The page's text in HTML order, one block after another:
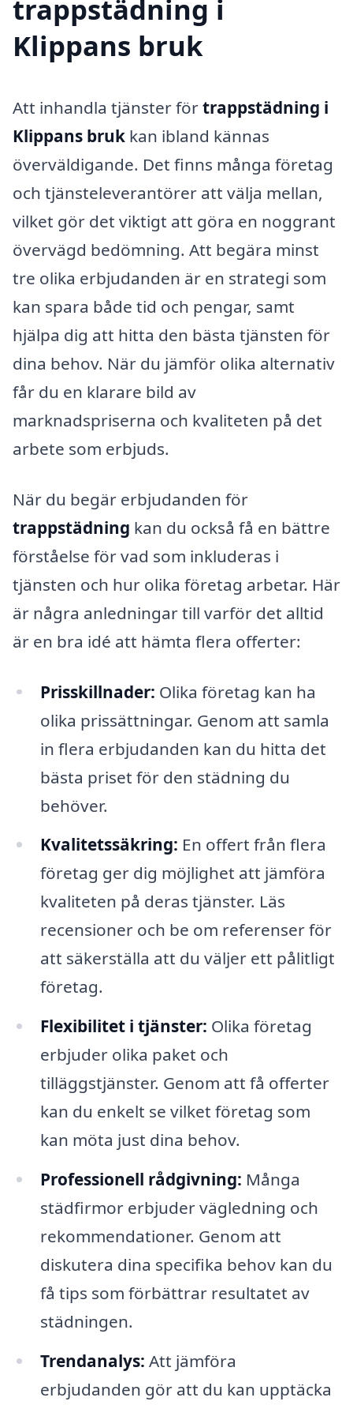
trappstädning i
Klippans bruk
Att inhandla tjänster förtrappstädning i
Klippans bruk kan ibland kännas
överväldigande. Det finns många företag
och tjänsteleverantörer att välja mellan,
vilket gör det viktigt att göra en noggrant
övervägd bedömning. Att begära minst
tre olika erbjudanden är en strategi som
kan spara både tid och pengar, samt
hjälpa dig att hitta den bästa tjänsten för
dina behov. När du jämför olika alternativ
får du en klarare bild av
marknadspriserna och kvaliteten på det
arbete som erbjuds.
När du begär erbjudanden för
trappstädning kan du också få en bättre
förståelse för vad som inkluderas i
tjänsten och hur olika företag arbetar. Här
är några anledningar till varför det alltid
är en bra idé att hämta flera offerter:
Prisskillnader: Olika företag kan ha
olika prissättningar. Genom att samla
in flera erbjudanden kan du hitta det
bästa priset för den städning du
behöver.
Kvalitetssäkring: En offert från flera
företag ger dig möjlighet att jämföra
kvaliteten på deras tjänster. Läs
recensioner och be om referenser för
att säkerställa att du väljer ett pålitligt
företag.
Flexibilitet i tjänster: Olika företag
erbjuder olika paket och
tilläggstjänster. Genom att få offerter
kan du enkelt se vilket företag som
kan möta just dina behov.
Professionell rådgivning: Många
städfirmor erbjuder vägledning och
rekommendationer. Genom att
diskutera dina specifika behov kan du
få tips som förbättrar resultatet av
städningen.
Trendanalys: Att jämföra
erbjudanden gör att du kan upptäcka